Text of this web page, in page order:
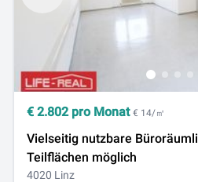
€ 2.802pro Monat € 14/㎡
Vielseitig nutzbare
Teilflächen möglich
4020 Linz